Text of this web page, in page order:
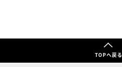
TOPへ戻る